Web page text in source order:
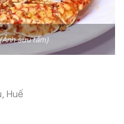
sưu tầm)
Huế